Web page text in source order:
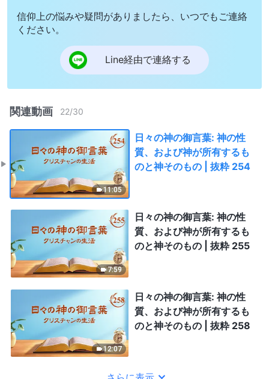
信仰上の悩みや疑問がありましたら、いつでもご連絡
ください。
Line経由で連絡する
関連動画 22/30
11:05
日々の神の御言葉: 神の性
質、および神が所有するも
のと神そのもの | 抜粋 254
7:59
日々の神の御言葉: 神の性
質、および神が所有するも
のと神そのもの | 抜粋 255
12:07
日々の神の御言葉: 神の性
質、および神が所有するも
のと神そのもの | 抜粋 258